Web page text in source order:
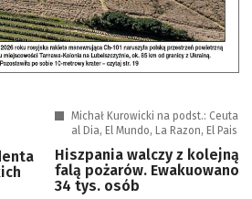
Michał Kurowicki na podst.: Ceuta
al Dia, El Mundo, La Razon, El Pais
Hiszpania walczy z kolejną
falą pożarów. Ewakuowano
34 tys. osób